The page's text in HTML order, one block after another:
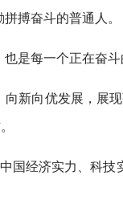
搏奋斗的普通人。
是每一个正在奋斗
新向优发展，展
国经济实力、科